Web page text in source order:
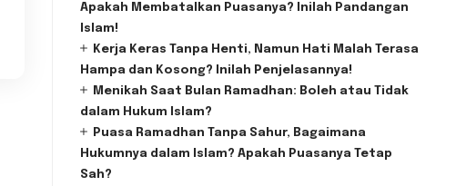
Apakah Membatalkan Puasanya? Inilah Pandangan
Islam!
Kerja Keras Tanpa Henti, Namun Hati Malah Terasa
Hampa dan Kosong? Inilah Penjelasannya!
Menikah Saat Bulan Ramadhan: Boleh atau Tidak
dalam Hukum Islam?
Puasa Ramadhan Tanpa Sahur, Bagaimana
Hukumnya dalam Islam? Apakah Puasanya Tetap
Sah?